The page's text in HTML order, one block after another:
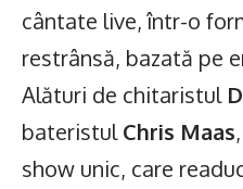
cântate live, într-o
restrânsă, bazată pe
Alături de chitaristul
bateristulChris Maas,
show unic, care